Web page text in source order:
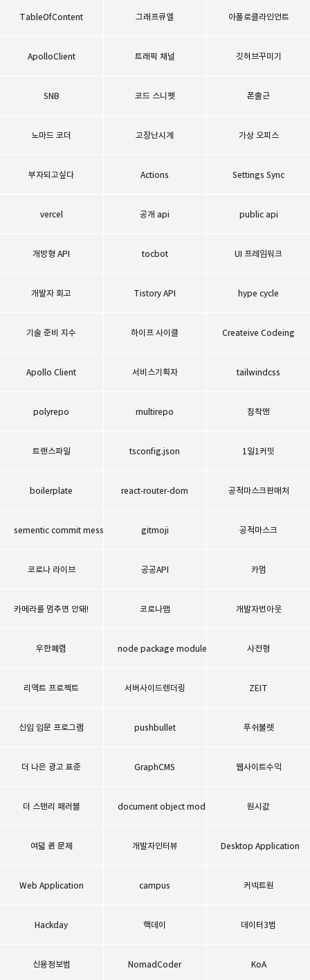
TableOfContent 그래프큐엘 아폴로클라인언트
ApolloClient 트래픽 채널 깃허브꾸미기
SNB 코드 스니펫 폰출근
노마드 코더 고장난시계 가상 오피스
부자되고싶다 Actions Settings Sync
vercel 공개 api public api
개방형 API tocbot UI 프레임워크
개발자 회고 Tistory API hype cycle
기술 준비 지수 하이프 사이클 Createive Codeing
Apollo Client 서비스기획자 tailwindcss
polyrepo multirepo 침착맨
트랜스파일 tsconfig.json 1일1커밋
boilerplate react-router-dom 공적마스크판매처
sementic commit message gitmoji 공적마스크
코로나 라이브 공공API 카멈
카메라를 멈추면 안돼! 코로나맵 개발자번아웃
우한폐렴 node package module 사전형
리액트 프로젝트 서버사이드렌더링 ZEIT
신입 입문 프로그램 pushbullet 푸쉬불렛
더 나은 광고 표준 GraphCMS 웹사이트수익
더 스탠리 패러블 document object model 원시값
여덟 퀸 문제 개발자인터뷰 Desktop Application
Web Application campus 커넥트원
Hackday 핵데이 데이터3법
신용정보법 NomadCoder KoA